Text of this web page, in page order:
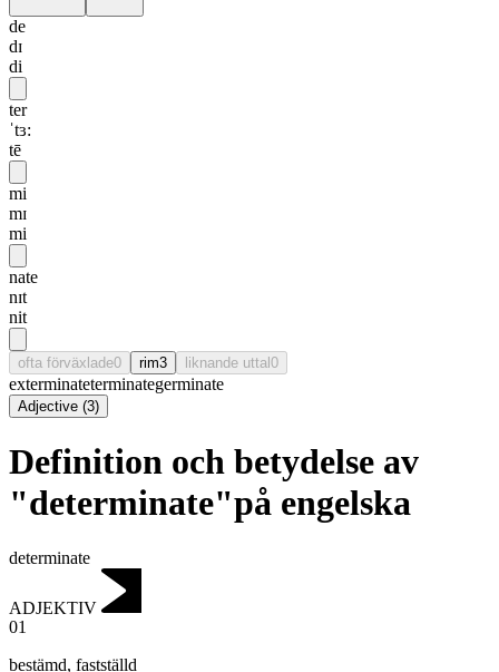
de
dɪ
di
ter
ˈtɜ:
tē
mi
mɪ
mi
nate
nɪt
nit
ofta förväxlade0 rim3 liknande uttal0
exterminateterminategerminate
Adjective (3)
Definition och betydelse av
"determinate"på engelska
determinate
ADJEKTIV
01
bestämd, fastställd